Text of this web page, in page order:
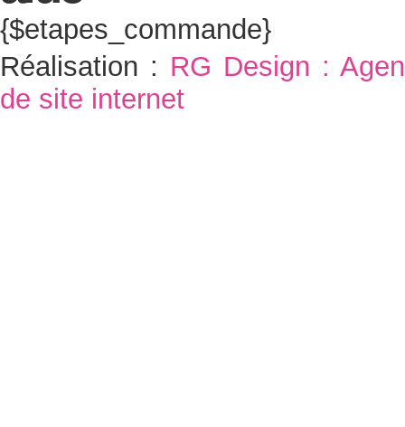
{$etapes_commande}
Réalisation : RG Design :
de site internet